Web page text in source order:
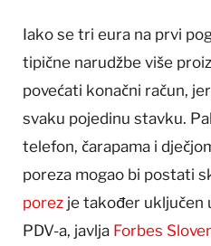
Iako se tri eura na prvi
tipične narudžbe više
povećati konačni račun,
svaku pojedinu stavku.
telefon, čarapama i
poreza mogao bi postati
porez je također uključen
PDV-a, javlja Forbes